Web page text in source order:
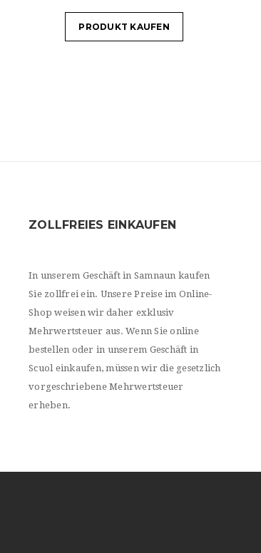
PRODUKT KAUFEN
ZOLLFREIES EINKAUFEN
In unserem Geschäft in Samnaun kaufen
Sie zollfrei ein. Unsere Preise im Online-
Shop weisen wir daher exklusiv
Mehrwertsteuer aus. Wenn Sie online
bestellen oder in unserem Geschäft in
Scuol einkaufen, müssen wir die gesetzlich
vorgeschriebene Mehrwertsteuer
erheben.